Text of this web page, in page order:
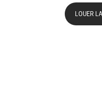
LOUER